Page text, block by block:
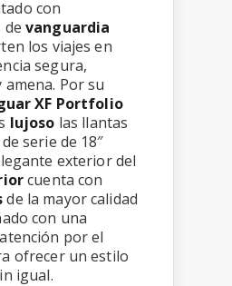
con
de vanguardia
los viajes en
segura,
amena. Por su
XF Portfolio
lujoso las llantas
serie de 18″
exterior del
cuenta con
de la mayor calidad
con una
por el
ofrecer un estilo
igual.